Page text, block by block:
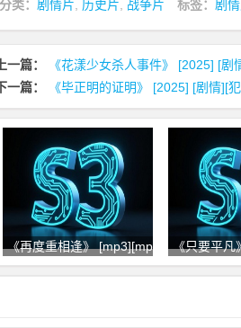
分类： 剧情片 历史片 战争片 标签： 剧
上一篇：
《花漾少女杀人事件》 [2025] [剧
一篇：
《毕正明的证明》 [2025] [剧情][
《再度重相逢》 [mp3][mp4][flac《只要平凡